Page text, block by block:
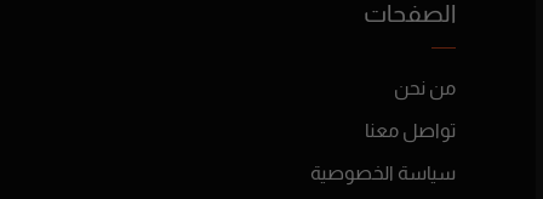
الصفحات
من نحن
تواصل معنا
سياسة الخصوصية